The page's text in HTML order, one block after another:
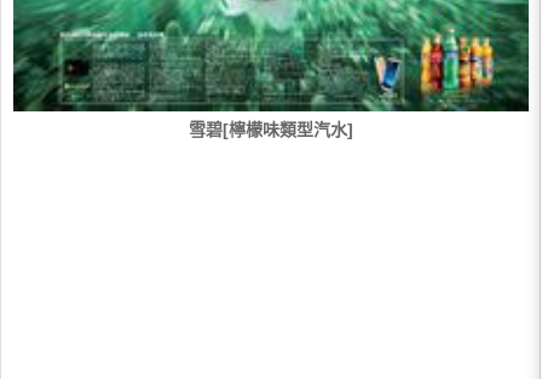
雪碧[檸檬味類型汽水]